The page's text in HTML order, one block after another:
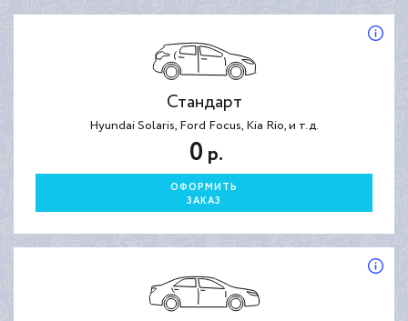
Стандарт
Hyundai Solaris, Ford Focus, Kia Rio, и т.д.
0 р.
ОФОРМИТЬ
ЗАКАЗ